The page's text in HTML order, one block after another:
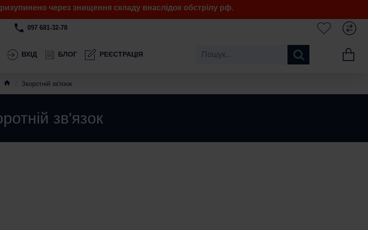
через знищення складу внаслідок обстрілу рф.
097 681-32-78
ВХІД БЛОГ РЕЄСТРАЦІЯ
Зворотній зв'язок
зв'язок